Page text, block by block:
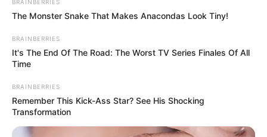
BRAINBERRIES
The Monster Snake That Makes Anacondas Look Tiny!
BRAINBERRIES
It's The End Of The Road: The Worst TV Series Finales Of All
Time
BRAINBERRIES
Remember This Kick-Ass Star? See His Shocking
Transformation